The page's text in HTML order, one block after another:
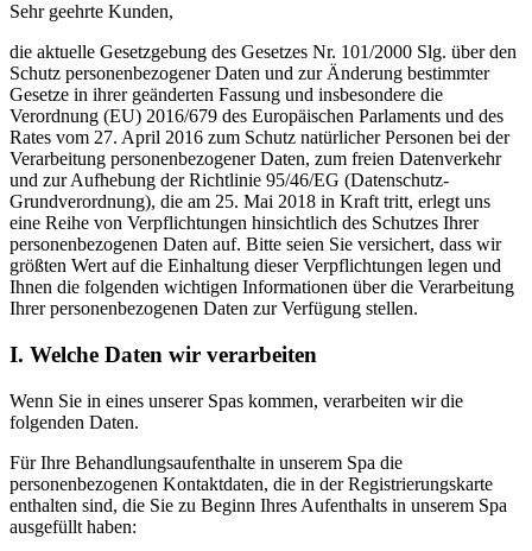
Sehr geehrte Kunden,
die aktuelle Gesetzgebung des Gesetzes Nr. 101/2000 Slg. über den
Schutz personenbezogener Daten und zur Änderung bestimmter
Gesetze in ihrer geänderten Fassung und insbesondere die
Verordnung (EU) 2016/679 des Europäischen Parlaments und des
Rates vom 27. April 2016 zum Schutz natürlicher Personen bei der
Verarbeitung personenbezogener Daten, zum freien Datenverkehr
und zur Aufhebung der Richtlinie 95/46/EG (Datenschutz-
Grundverordnung), die am 25. Mai 2018 in Kraft tritt, erlegt uns
eine Reihe von Verpflichtungen hinsichtlich des Schutzes Ihrer
personenbezogenen Daten auf. Bitte seien Sie versichert, dass wir
größten Wert auf die Einhaltung dieser Verpflichtungen legen und
Ihnen die folgenden wichtigen Informationen über die Verarbeitung
Ihrer personenbezogenen Daten zur Verfügung stellen.
I. Welche Daten wir verarbeiten
Wenn Sie in eines unserer Spas kommen, verarbeiten wir die
folgenden Daten.
Für Ihre Behandlungsaufenthalte in unserem Spa die
personenbezogenen Kontaktdaten, die in der Registrierungskarte
enthalten sind, die Sie zu Beginn Ihres Aufenthalts in unserem Spa
ausgefüllt haben: